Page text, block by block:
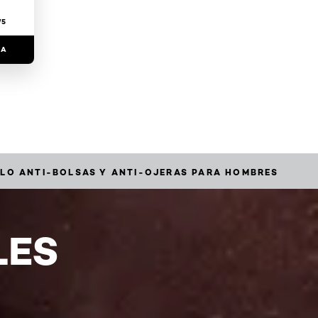
ANTI-BOLSAS Y ANTI-OJERAS PARA HOMBRES